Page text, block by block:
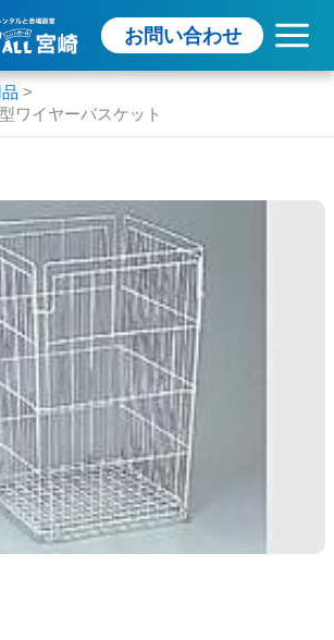
お問い合わせ
ワイヤーバスケット